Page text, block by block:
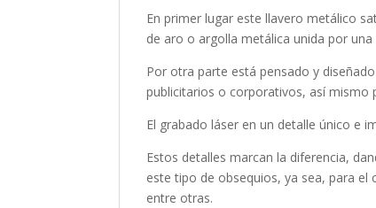
En primer lugar este llavero metálico
de aro o argolla metálica unida por
Por otra parte está pensado y
publicitarios o corporativos, así mismo
El grabado láser en un detalle único e
Estos detalles marcan la diferencia,
este tipo de obsequios, ya sea, para
entre otras.